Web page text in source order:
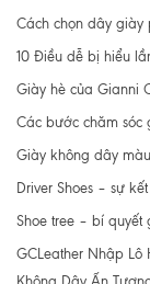
Cách chọn dây giày
10 Điều dễ bị hiểu
Giày hè của Gianni
Các bước chăm sóc
Giày không dây
Driver Shoes – sự
Shoe tree – bí
GCLeather Nhập Lô